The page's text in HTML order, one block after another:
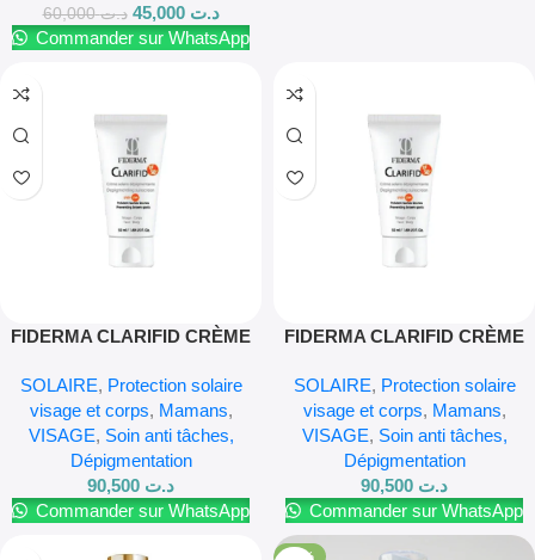
د.ت60,000 د.ت 45,000
Commander sur WhatsApp
FIDERMA CLARIFID CRÈME
SPF 50+ – 50 ml
SOLAIRE, Protection solaire
visage et corps, Mamans,
VISAGE, Soin anti tâches,
Dépigmentation
د.ت
Commander sur WhatsApp
FIDERMA CLARIFID CRÈME
SPF 50+ – 50 ml
SOLAIRE, Protection solaire
visage et corps, Mamans,
VISAGE, Soin anti tâches,
Dépigmentation
د.ت
Commander sur WhatsApp
-36%